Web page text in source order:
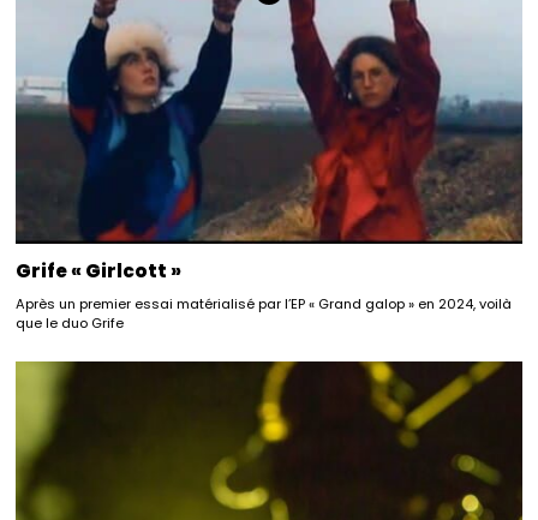
Grife « Girlcott »
Après un premier essai matérialisé par l’EP « Grand galop » en 2024, voilà
que le duo Grife